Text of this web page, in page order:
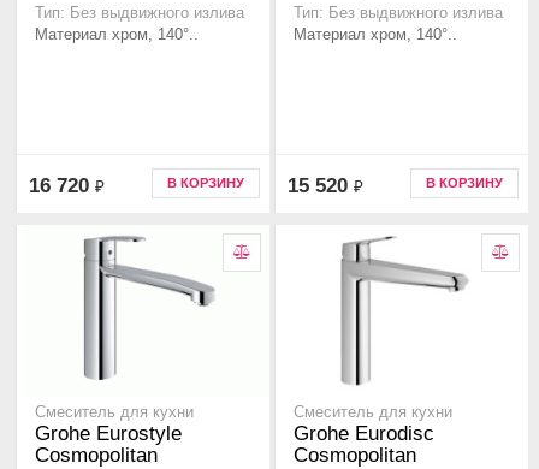
Тип: Без выдвижного излива
Материал хром, 140°..
16 720 ₽ В КОРЗИНУ
Тип: Без выдвижного излива
Материал хром, 140°..
15 520 ₽ В КОРЗИНУ
Смеситель для кухни
Grohe Eurostyle
Cosmopolitan
Смеситель для кухни
Grohe Eurodisc
Cosmopolitan